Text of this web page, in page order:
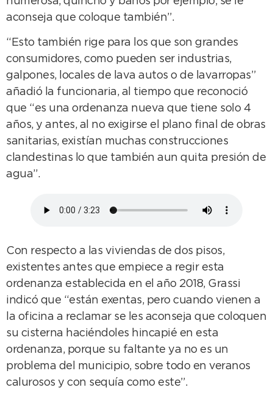
aconseja que coloque también”.
“Esto también rige para los que son grandes
consumidores, como pueden ser industrias,
galpones, locales de lava autos o de lavarropas”
añadió la funcionaria, al tiempo que reconoció
que “es una ordenanza nueva que tiene solo 4
años, y antes, al no exigirse el plano final de obras
sanitarias, existían muchas construcciones
clandestinas lo que también aun quita presión de
agua”.
Con respecto a las viviendas de dos pisos,
existentes antes que empiece a regir esta
ordenanza establecida en el año 2018, Grassi
indicó que “están exentas, pero cuando vienen a
la oficina a reclamar se les aconseja que coloquen
su cisterna haciéndoles hincapié en esta
ordenanza, porque su faltante ya no es un
problema del municipio, sobre todo en veranos
calurosos y con sequía como este”.